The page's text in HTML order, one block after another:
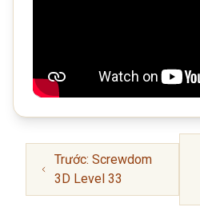
Trước: Screwdom
3D Level 33